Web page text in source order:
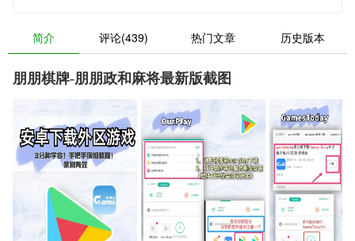
简介 评论(439) 热门文章 历史版本
朋朋棋牌-朋朋政和麻将最新版截图